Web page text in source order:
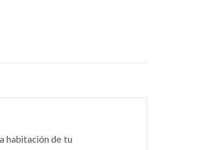
habitación de tu